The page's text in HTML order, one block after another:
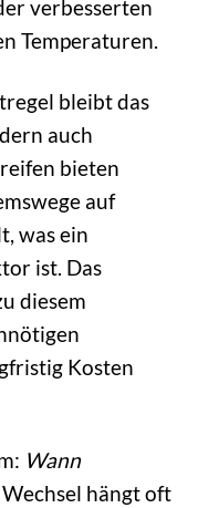
verbesserten
Temperaturen.
bleibt das
auch
bieten
auf
was ein
ist. Das
diesem
Kosten
Wann
hängt oft